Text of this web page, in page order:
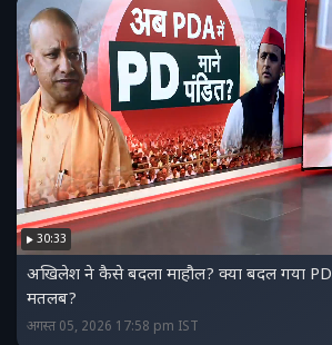
30:33
अखिलेश ने कैसे बदला माहौल? क्या बदल गया
मतलब?
अगस्त 05, 2026 17:58 pm IST